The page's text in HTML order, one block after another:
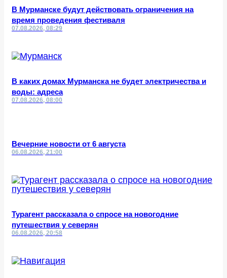
В Мурманске будут действовать ограничения на
время проведения фестиваля
07.08.2026, 08:29
В каких домах Мурманска не будет электричества и
воды: адреса
07.08.2026, 08:00
Вечерние новости от 6 августа
06.08.2026, 21:00
Турагент рассказала о спросе на новогодние
путешествия у северян
06.08.2026, 20:58